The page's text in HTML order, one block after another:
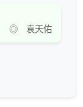
◎ 袁天佑